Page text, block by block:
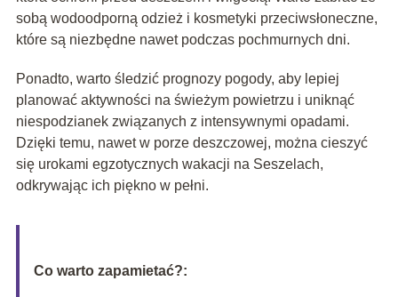
sobą wodoodporną odzież i kosmetyki przeciwsłoneczne,
które są niezbędne nawet podczas pochmurnych dni.
Ponadto, warto śledzić prognozy pogody, aby lepiej
planować aktywności na świeżym powietrzu i uniknąć
niespodzianek związanych z intensywnymi opadami.
Dzięki temu, nawet w porze deszczowej, można cieszyć
się urokami egzotycznych wakacji na Seszelach,
odkrywając ich piękno w pełni.
Co warto zapamietać?: